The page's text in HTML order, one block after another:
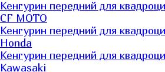
Кенгурин передний для
CF MOTO
Кенгурин передний для
Honda
Кенгурин передний для
Kawasaki